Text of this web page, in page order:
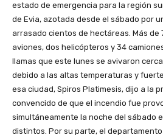
estado de emergencia para la región
de Evia, azotada desde el sábado por
arrasado cientos de hectáreas. Más de
aviones, dos helicópteros y 34
llamas que este lunes se avivaron
debido a las altas temperaturas y
esa ciudad, Spiros Platimesis, dijo a la
convencido de que el incendio fue
simultáneamente la noche del sábado
distintos. Por su parte, el